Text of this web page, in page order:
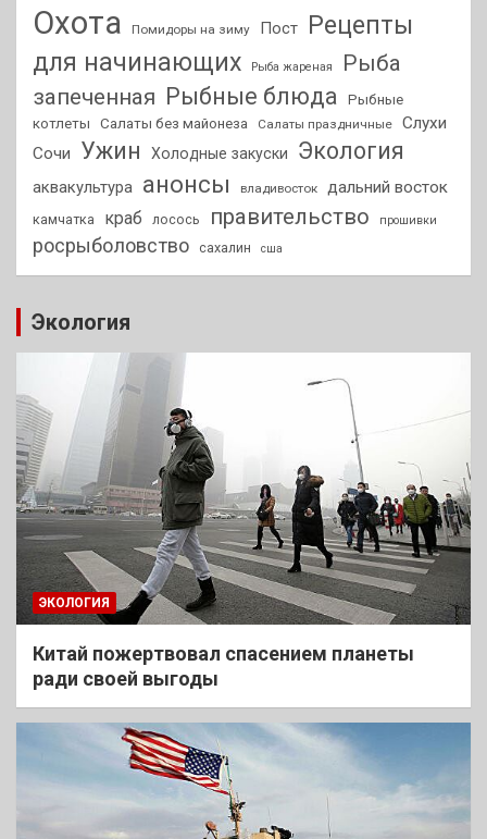
Охота Помидоры на зиму Пост
Рецепты
для начинающих
Рыба жареная
Рыба
запеченная Рыбные блюда
Рыбные
котлеты
Салаты без майонеза Салаты праздничные
Слухи
Сочи
Ужин Холодные закуски Экология
аквакультура анонсы владивосток дальний восток
камчатка краб лосось правительство прошивки
росрыболовство сахалин сша
Экология
ЭКОЛОГИЯ
Китай пожертвовал спасением планеты
ради своей выгоды